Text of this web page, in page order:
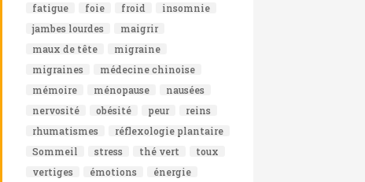
fatigue
foie froid
insomnie
jambes lourdes
maigrir
maux de tête
migraine
migraines
médecine chinoise
mémoire
ménopause
nausées
nervosité
obésité peur
reins
rhumatismes
réflexologie plantaire
Sommeil
stress thé vert
toux
vertiges
émotions
énergie